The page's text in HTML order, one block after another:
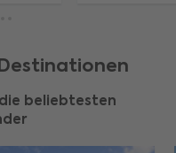
beliebtesten